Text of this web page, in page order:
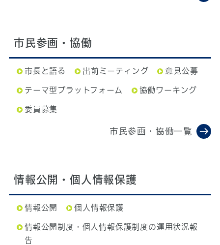
市民参画・協働
市長と語る 出前ミーティング 意見公募
テーマ型プラットフォーム 協働ワーキング
委員募集
市民参画・協働一覧
情報公開・個人情報保護
情報公開 個人情報保護
情報公開制度・個人情報保護制度の運用状況報
告